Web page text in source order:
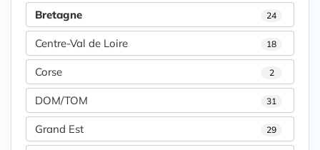
Bretagne 24
Centre-Val de Loire 18
Corse 2
DOM/TOM 31
Grand Est 29